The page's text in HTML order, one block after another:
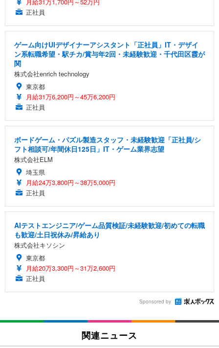
正社員
ゲーム向けUIデザイナーアシスタント「正社員」IT・デザイ
ン系転職希望・駅チカ/賞与年2回・未経験歓迎・千代田区霞が
関
株式会社enrich technology
東京都
月給31万6,200円～45万6,200円
正社員
ボードゲーム・パズル製造スタッフ・未経験歓迎「正社員/シ
フト相談可/年間休日125日」IT・ゲーム業界志望
株式会社ELM
埼玉県
月給24万3,800円～38万5,000円
正社員
AIテストエンジニア/ゲーム品質検証/未経験歓迎/初めての転職
も歓迎/土日祝休み/昇給あり
株式会社キソシン
東京都
月給20万3,300円～31万2,600円
正社員
Sponsored by
関連ニュース